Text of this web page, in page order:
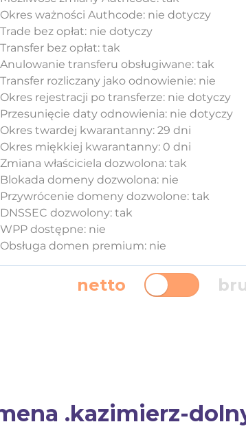
Okres ważności Authcode: nie dotyczy
Trade bez opłat: nie dotyczy
Transfer bez opłat: tak
Anulowanie transferu obsługiwane: tak
Transfer rozliczany jako odnowienie: nie
Okres rejestracji po transferze: nie dotyczy
Przesunięcie daty odnowienia: nie dotyczy
Okres twardej kwarantanny: 29 dni
Okres miękkiej kwarantanny: 0 dni
Zmiana właściciela dozwolona: tak
Blokada domeny dozwolona: nie
Przywrócenie domeny dozwolone: tak
DNSSEC dozwolony: tak
WPP dostępne: nie
Obsługa domen premium: nie
netto
.kazimierz-